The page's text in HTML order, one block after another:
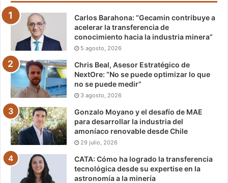
Carlos Barahona: “Gecamin contribuye a
acelerar la transferencia de
conocimiento hacia la industria minera”
5 agosto, 2026
Chris Beal, Asesor Estratégico de
NextOre: “No se puede optimizar lo que
no se puede medir”
3 agosto, 2026
Gonzalo Moyano y el desafío de MAE
para desarrollar la industria del
amoníaco renovable desde Chile
29 julio, 2026
CATA: Cómo ha logrado la transferencia
tecnológica desde su expertise en la
astronomía a la minería